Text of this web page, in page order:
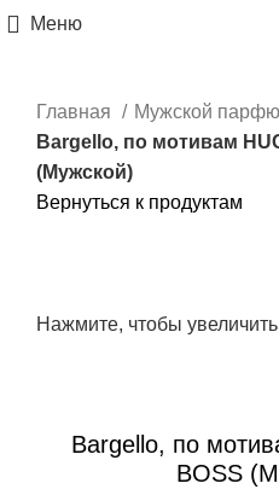
Меню
Главная
Мужской
Bargello, по мотивам
(Мужской)
Вернуться к продуктам
Нажмите, чтобы
Bargello, по
BOSS